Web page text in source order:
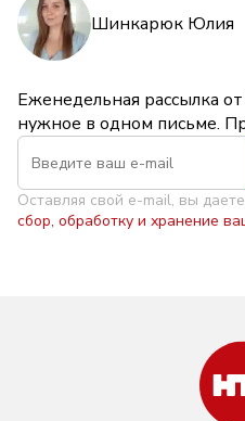
Шинкарюк Юлия
Еженедельная рассылка
нужное в одном письме.
Оставляя свой e-mail, вы
сбор, обработку и хранение